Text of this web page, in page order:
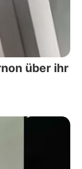
über ihr